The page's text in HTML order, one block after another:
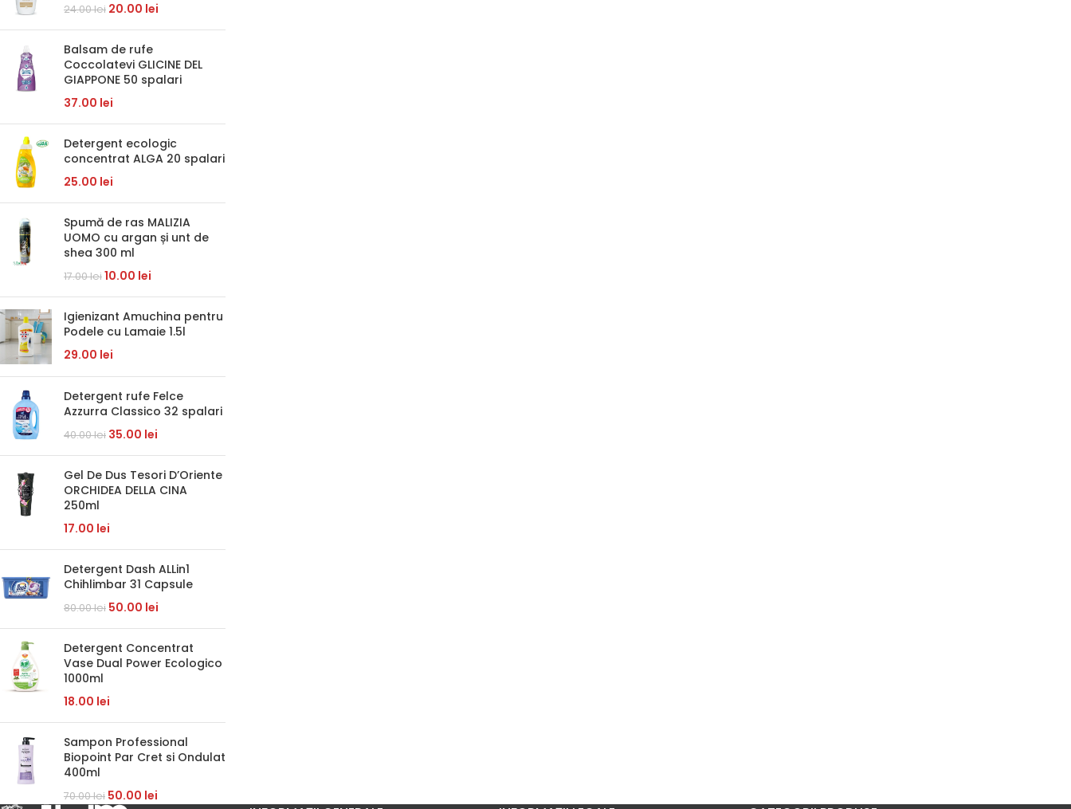
24.00lei 20.00 lei
Balsam de rufe
Coccolatevi GLICINE DEL
GIAPPONE 50 spalari
37.00 lei
Detergent ecologic
concentrat ALGA 20 spalari
25.00 lei
Spumă de ras MALIZIA
UOMO cu argan și unt de
shea 300 ml
17.00lei10.00 lei
Igienizant Amuchina pentru
Podele cu Lamaie 1.5l
29.00 lei
Detergent rufe Felce
Azzurra Classico 32 spalari
40.00lei 35.00 lei
Gel De Dus Tesori D’Oriente
ORCHIDEA DELLA CINA
250ml
17.00 lei
Detergent Dash ALLin1
Chihlimbar 31 Capsule
80.00lei 50.00 lei
Detergent Concentrat
Vase Dual Power Ecologico
1000ml
18.00 lei
Sampon Professional
Biopoint Par Cret si Ondulat
400ml
70.00lei 50.00 lei